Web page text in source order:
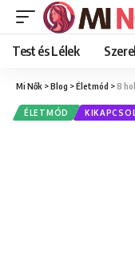
Test és Lélek
Mi Nők >Blog >Életmód > 8
ÉLETMÓD